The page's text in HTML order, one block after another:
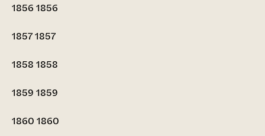
1856 1856
18571857
1858 1858
1859 1859
1860 1860